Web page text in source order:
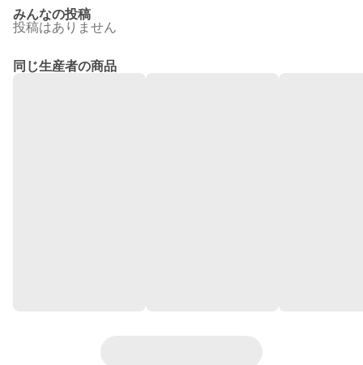
みんなの投稿
投稿はありません
同じ生産者の商品